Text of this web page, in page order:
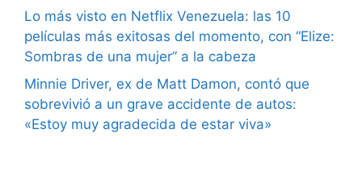
Lo más visto en Netflix Venezuela: las 10
películas más exitosas del momento, con “Elize:
Sombras de una mujer” a la cabeza
Minnie Driver, ex de Matt Damon, contó que
sobrevivió a un grave accidente de autos:
«Estoy muy agradecida de estar viva»